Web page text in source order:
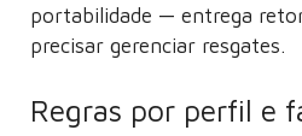
portabilidade — entrega
precisar gerenciar resgates.
Regras por perfil e